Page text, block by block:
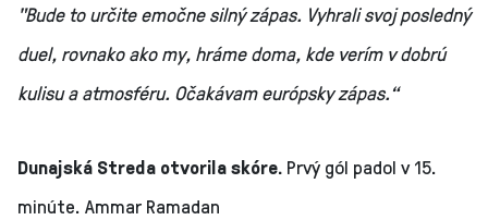
"Bude to určite emočne silný zápas. Vyhrali svoj posledný
duel, rovnako ako my, hráme doma, kde verím v dobrú
kulisu a atmosféru. Očakávam európsky zápas.“
Dunajská Streda otvorila skóre. Prvý gól padol v 15.
minúte. Ammar Ramadan